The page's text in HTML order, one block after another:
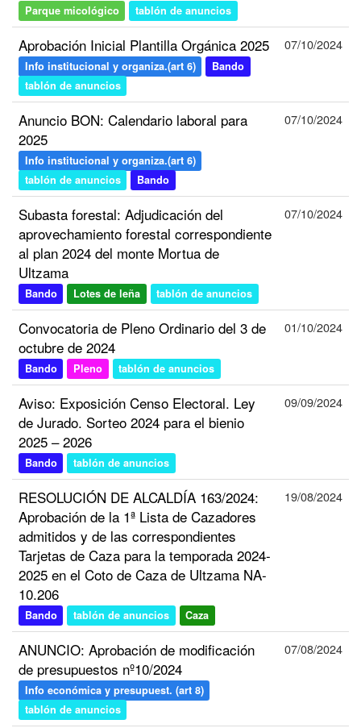
Parque micológico tablón de anuncios
Aprobación Inicial Plantilla Orgánica 2025
Info institucional y organiza.(art 6)
Bando
tablón de anuncios
07/10/2024
Anuncio BON: Calendario laboral para
2025
Info institucional y organiza.(art 6)
tablón de anuncios
Bando
07/10/2024
Subasta forestal: Adjudicación del
aprovechamiento forestal correspondiente
al plan 2024 del monte Mortua de
Ultzama
Bando Lotes de leña tablón de anuncios
07/10/2024
Convocatoria de Pleno Ordinario del 3 de
octubre de 2024
Bando Pleno tablón de anuncios
01/10/2024
Aviso: Exposición Censo Electoral. Ley
de Jurado. Sorteo 2024 para el bienio
2025 – 2026
Bando tablón de anuncios
09/09/2024
RESOLUCIÓN DE ALCALDÍA 163/2024:
Aprobación de la 1ª Lista de Cazadores
admitidos y de las correspondientes
Tarjetas de Caza para la temporada 2024-
2025 en el Coto de Caza de Ultzama NA-
10.206
Bando tablón de anuncios Caza
19/08/2024
ANUNCIO: Aprobación de modificación
de presupuestos nº10/2024
Info económica y presupuest. (art 8)
tablón de anuncios
07/08/2024